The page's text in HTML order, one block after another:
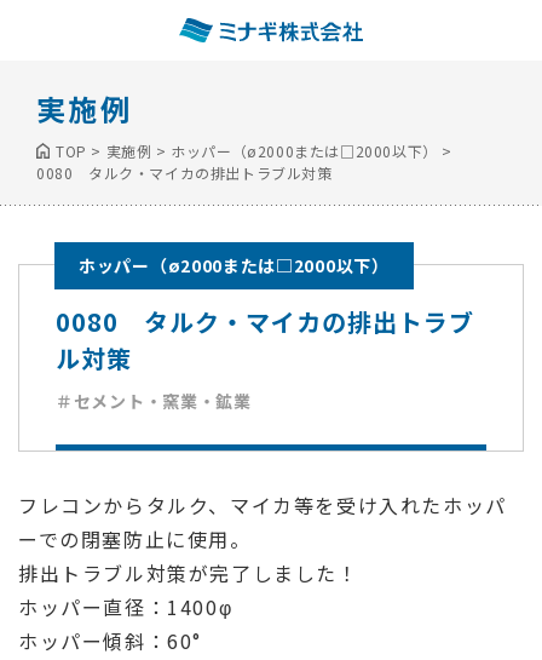
実施例
TOP > 実施例 > ホッパー（ø2000または□2000以下）
>
0080 タルク・マイカの排出トラブル対策
ホッパー（ø2000または□2000以下）
0080 タルク・マイカの排出トラブ
ル対策
＃セメント・窯業・鉱業
フレコンからタルク、マイカ等を受け入れたホッパ
ーでの閉塞防止に使用。
排出トラブル対策が完了しました！
ホッパー直径：1400φ
ホッパー傾斜：60°